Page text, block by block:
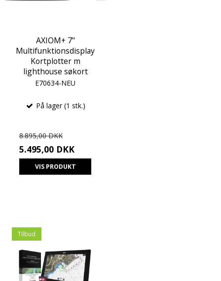
AXIOM+ 7"
Multifunktionsdisplay
Kortplotter m
lighthouse søkort
E70634-NEU
På lager (1 stk.)
8.895,00 DKK
5.495,00 DKK
VIS PRODUKT
Tilbud